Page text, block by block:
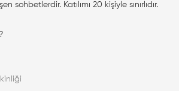
sohbetlerdir. Katılımı 20 kişiyle sınırlıdır.